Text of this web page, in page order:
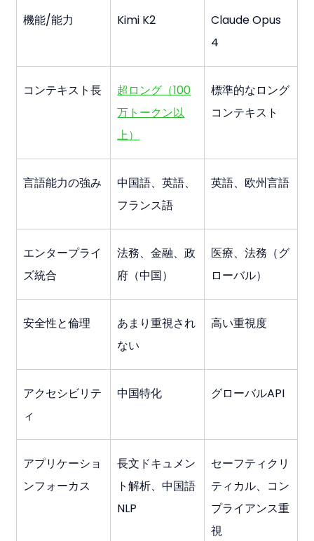
機能/能力 Kimi K2
Claude Opus
4
コンテキスト長
超ロング（100
万トークン以
上）
標準的なロング
コンテキスト
言語能力の強み
中国語、英語、
フランス語
英語、欧州言語
エンタープライ
ズ統合
法務、金融、政
府（中国）
医療、法務（グ
ローバル）
安全性と倫理
あまり重視され
ない
高い重視度
アクセシビリテ
ィ
中国特化 グローバルAPI
アプリケーショ
ンフォーカス
長文ドキュメン
ト解析、中国語
NLP
セーフティクリ
ティカル、コン
プライアンス重
視